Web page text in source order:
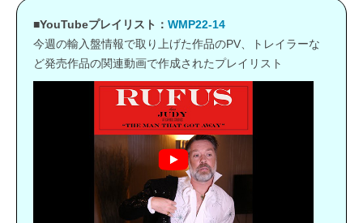
■YouTubeプレイリスト： WMP22-14
今週の輸入盤情報で取り上げた作品のPV、トレイラーな
ど発売作品の関連動画で作成されたプレイリスト